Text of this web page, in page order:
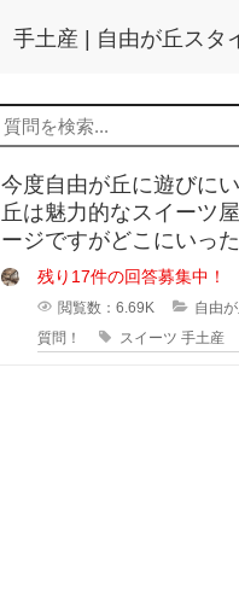
手土産 | 自由が丘スタ
今度自由が丘に遊びに
丘は魅力的なスイーツ
ージですがどこにいっ
ません。おすすめのス
土産を買うならどこが
残り17件の回答募集中！
閲覧数：6.69K
自由
質問！
スイーツ 手土産